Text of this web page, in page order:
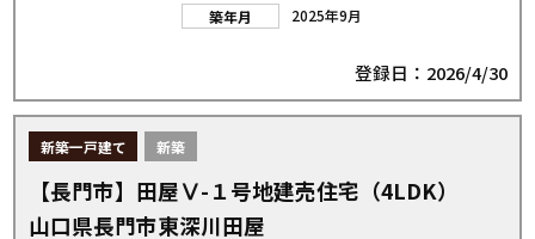
築年月
2025年9月
登録日：2026/4/30
新築一戸建て 新築
【長門市】田屋Ⅴ-１号地建売住宅（4LDK）
山口県長門市東深川田屋